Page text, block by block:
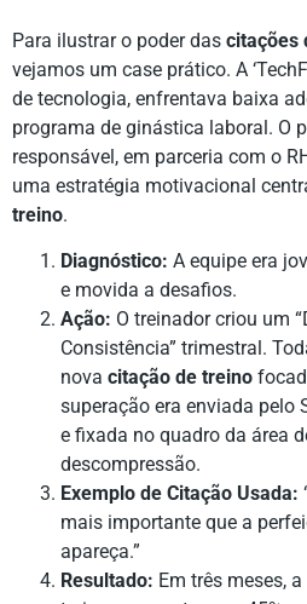
Para ilustrar o poder das citações
vejamos um case prático. A
de tecnologia, enfrentava baixa
programa de ginástica laboral. O
responsável, em parceria com o
uma estratégia motivacional
treino.
Diagnóstico: A equipe era
e movida a desafios.
Ação: O treinador criou um
Consistência” trimestral.
nova citação de treino
superação era enviada pelo
e fixada no quadro da área
descompressão.
Exemplo de Citação Usada:
mais importante que a
apareça.”
Resultado: Em três meses,